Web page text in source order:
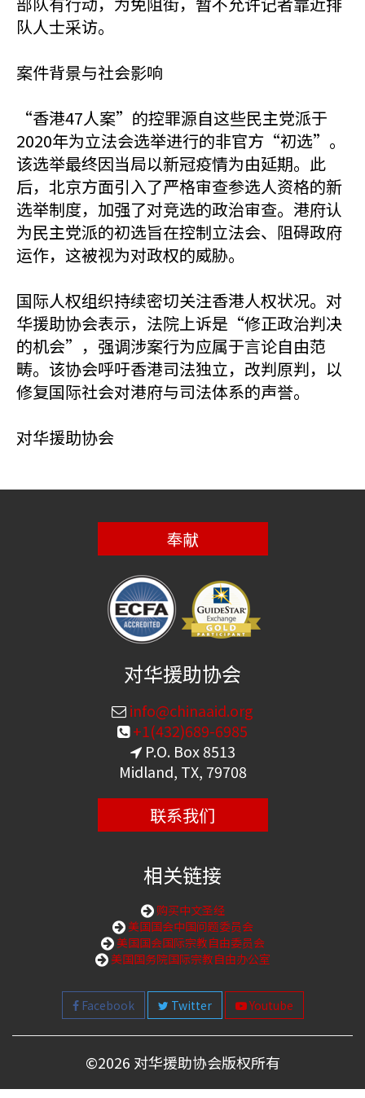
队人士采访。
案件背景与社会影响
“香港47人案”的控罪源自这些民主党派于
2020年为立法会选举进行的非官方“初选”。
该选举最终因当局以新冠疫情为由延期。此
后，北京方面引入了严格审查参选人资格的新
选举制度，加强了对竞选的政治审查。港府认
为民主党派的初选旨在控制立法会、阻碍政府
运作，这被视为对政权的威胁。
国际人权组织持续密切关注香港人权状况。对
华援助协会表示，法院上诉是“修正政治判决
的机会”，强调涉案行为应属于言论自由范
畴。该协会呼吁香港司法独立，改判原判，以
修复国际社会对港府与司法体系的声誉。
对华援助协会
奉献
对华援助协会
info@chinaaid.org
+1(432)689-6985
P.O. Box 8513
Midland, TX, 79708
联系我们
相关链接
购买中文圣经
美国国会中国问题委员会
美国国会国际宗教自由委员会
美国国务院国际宗教自由办公室
Facebook Twitter Youtube
©2026 对华援助协会版权所有